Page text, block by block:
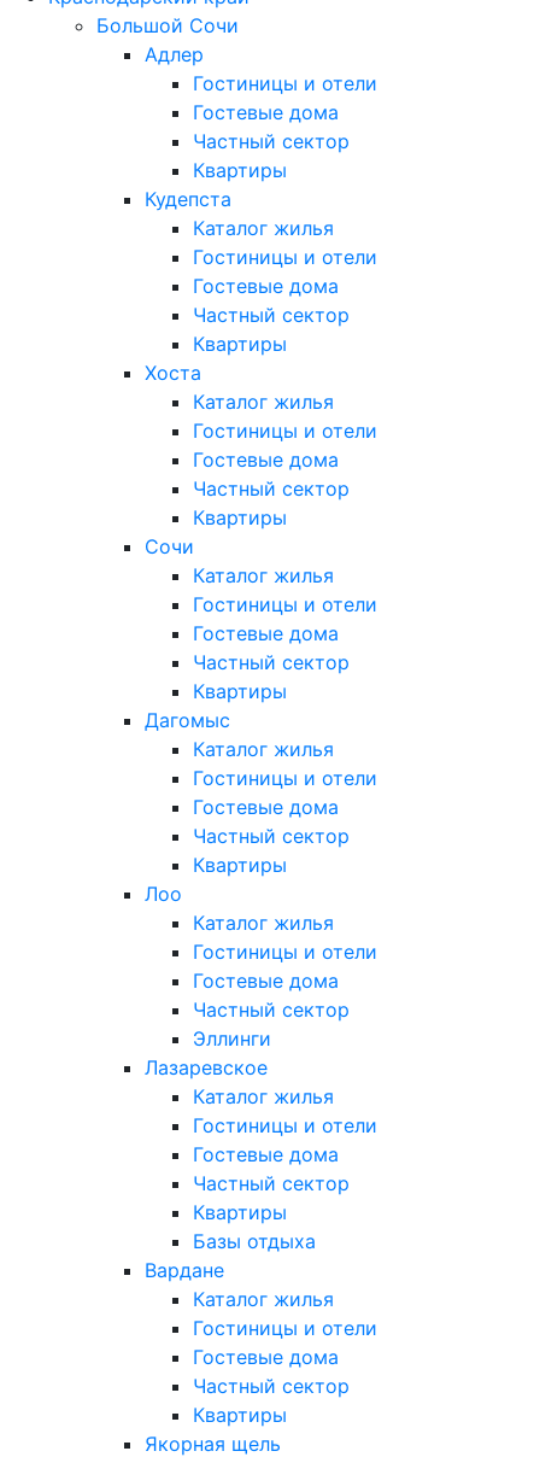
Большой Сочи
Адлер
Гостиницы и отели
Гостевые дома
Частный сектор
Квартиры
Кудепста
Каталог жилья
Гостиницы и отели
Гостевые дома
Частный сектор
Квартиры
Хоста
Каталог жилья
Гостиницы и отели
Гостевые дома
Частный сектор
Квартиры
Сочи
Каталог жилья
Гостиницы и отели
Гостевые дома
Частный сектор
Квартиры
Дагомыс
Каталог жилья
Гостиницы и отели
Гостевые дома
Частный сектор
Квартиры
Лоо
Каталог жилья
Гостиницы и отели
Гостевые дома
Частный сектор
Эллинги
Лазаревское
Каталог жилья
Гостиницы и отели
Гостевые дома
Частный сектор
Квартиры
Базы отдыха
Вардане
Каталог жилья
Гостиницы и отели
Гостевые дома
Частный сектор
Квартиры
Якорная щель